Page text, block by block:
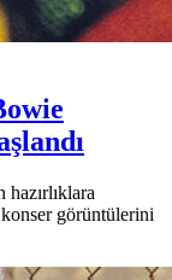
konser görüntülerini